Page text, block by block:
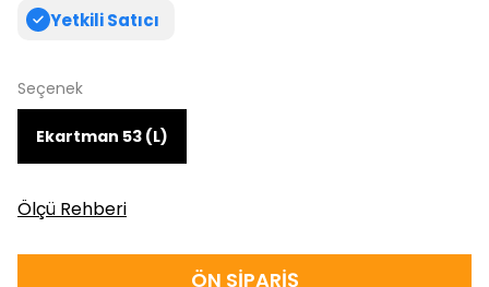
Yetkili Satıcı
Seçenek
Ekartman 53 (L)
Ölçü Rehberi